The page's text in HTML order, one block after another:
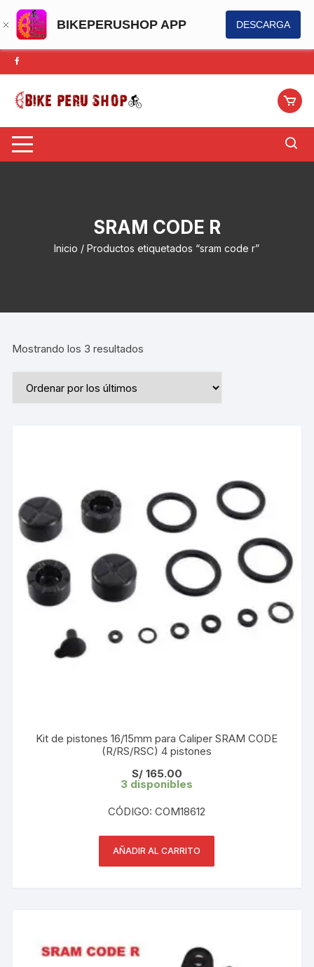
BIKEPERUSHOP APP DESCARGA
Saltar
al
contenido
SRAM CODE R
Inicio / Productos etiquetados “sram code r”
Mostrando los 3 resultados
Kit de pistones 16/15mm para Caliper SRAM CODE
(R/RS/RSC) 4 pistones
S/165.00
3 disponibles
CÓDIGO: COM18612
AÑADIR AL CARRITO